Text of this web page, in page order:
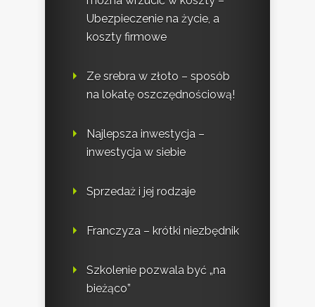
Ubezpieczenie na życie, a
koszty firmowe
Ze srebra w złoto – sposób
na lokatę oszczędnościową!
Najlepsza inwestycja –
inwestycja w siebie
Sprzedaż i jej rodzaje
Franczyza – krótki niezbędnik
Szkolenie pozwala być „na
bieżąco”